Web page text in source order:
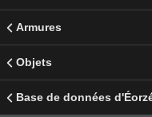
Armures
Objets
Base de données